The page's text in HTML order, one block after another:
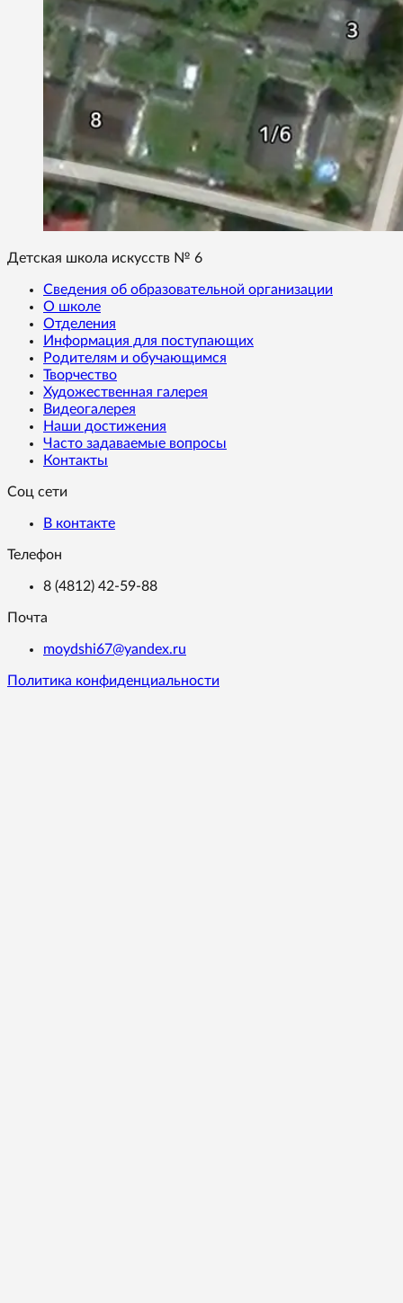
Детская школа искусств № 6
Сведения об образовательной организации
О школе
Отделения
Информация для поступающих
Родителям и обучающимся
Творчество
Художественная галерея
Видеогалерея
Наши достижения
Часто задаваемые вопросы
Контакты
Соц сети
В контакте
Телефон
8 (4812) 42-59-88
Почта
moydshi67@yandex.ru
Политика конфиденциальности